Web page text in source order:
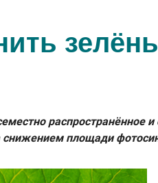
распространённое
площади